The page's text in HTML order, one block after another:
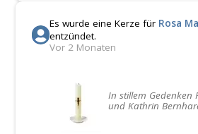
Es wurde eine Kerze für Rosa
entzündet.
Vor 2 Monaten
In stillem Gedenken
und Kathrin